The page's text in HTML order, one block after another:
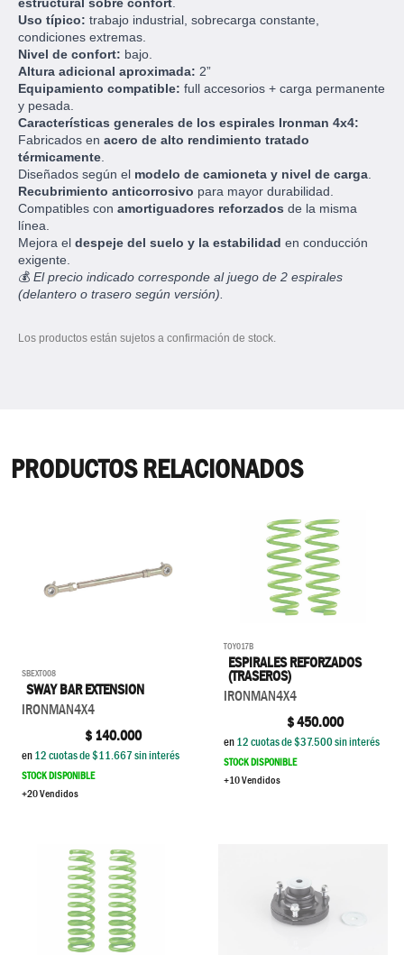
Uso típico: trabajo industrial, sobrecarga constante,
condiciones extremas.
Nivel de confort: bajo.
Altura adicional aproximada: 2”
Equipamiento compatible: full accesorios + carga permanente
y pesada.
Características generales de los espirales Ironman 4x4:
Fabricados en acero de alto rendimiento tratado
térmicamente
Diseñados según el modelo de camioneta y nivel de carga
Recubrimiento anticorrosivo para mayor durabilidad.
Compatibles con amortiguadores reforzados de la misma
línea.
Mejora el despeje del suelo y la estabilidad en conducción
exigente.
💰 El precio indicado corresponde al juego de 2 espirales
(delantero o trasero según versión).
Los productos están sujetos a confirmación de stock.
PRODUCTOS RELACIONADOS
SBEXT008
SWAY BAR EXTENSION
IRONMAN4X4
$140.000
en12cuotas de $11.667sin interés
STOCK DISPONIBLE
+20 Vendidos
TOY017B
ESPIRALES REFORZADOS
(TRASEROS)
IRONMAN4X4
$450.000
en12cuotas de $37.500sin interés
STOCK DISPONIBLE
+10 Vendidos